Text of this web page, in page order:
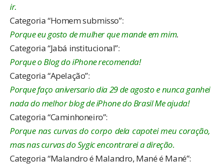
ir.
Categoria “Homem submisso”:
Porque eu gosto de mulher que mande em mim.
Categoria “Jabá institucional”:
Porque o Blog do iPhone recomenda!
Categoria “Apelação”:
Porque faço aniversario dia 29 de agosto e nunca ganhei
nada do melhor blog de iPhone do Brasil Me ajuda!
Categoria “Caminhoneiro”:
Porque nas curvas do corpo dela capotei meu coração,
mas nas curvas do Sygic encontrarei a direção.
Categoria “Malandro é Malandro, Mané é Mané”: